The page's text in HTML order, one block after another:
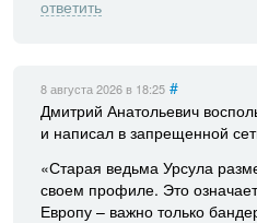
ответить
8 августа 2026 в 18:25 #
Дмитрий Анатольевич
и написал в запрещенной
«Старая ведьма Урсула
своем профиле. Это
Европу – важно только